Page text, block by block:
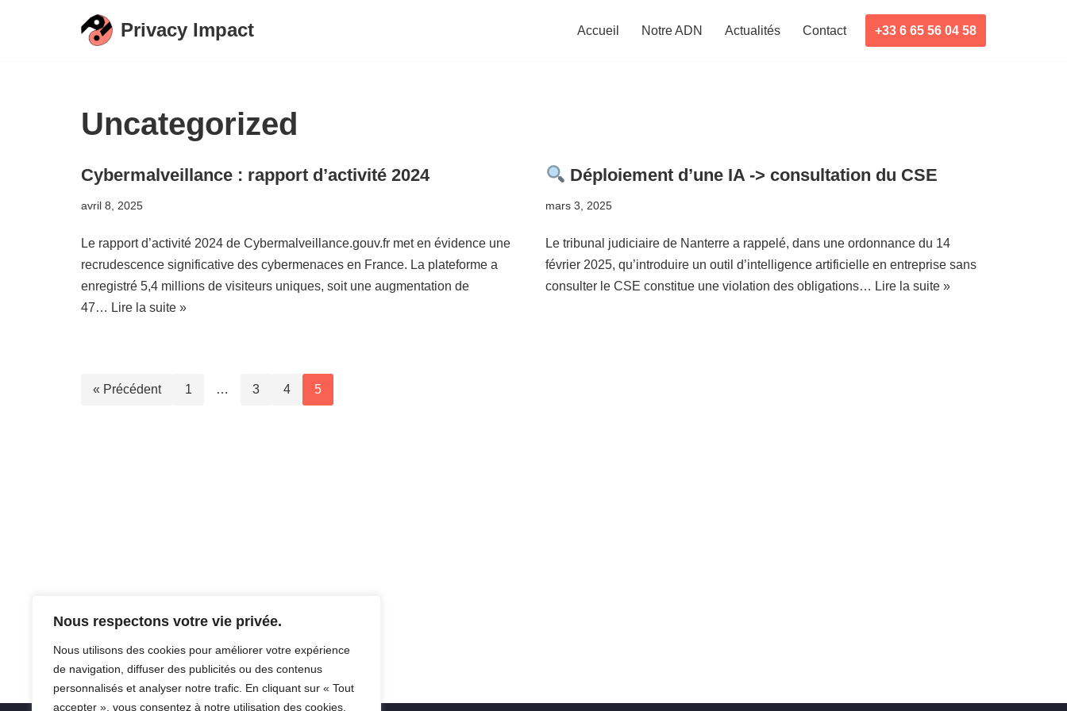
Nous respectons votre vie privée.
Nous utilisons des cookies pour améliorer votre expérience
de navigation, diffuser des publicités ou des contenus
personnalisés et analyser notre trafic. En cliquant sur « Tout
accepter », vous consentez à notre utilisation des cookies.
Privacy Impact Accueil Notre ADN Actualités Contact +33 6 65 56 04 58
Uncategorized
Cybermalveillance : rapport d’activité 2024
avril 8, 2025
Le rapport d’activité 2024 de Cybermalveillance.gouv.fr met en évidence une
recrudescence significative des cybermenaces en France. La plateforme a
enregistré 5,4 millions de visiteurs uniques, soit une augmentation de
47… Lire la suite »
Déploiement d’une IA -> consultation du CSE
mars 3, 2025
Le tribunal judiciaire de Nanterre a rappelé, dans une ordonnance du 14
février 2025, qu’introduire un outil d’intelligence artificielle en entreprise sans
consulter le CSE constitue une violation des obligations… Lire la suite »
« Précédent 1 … 3 4 5